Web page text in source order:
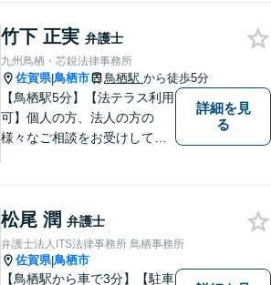
竹下 正実 弁護士
九州鳥栖・芯鋭法律事務所
佐賀県|鳥栖市 鳥栖駅 から徒歩5分
【鳥栖駅5分】【法テラス利用
可】個人の方、法人の方の
様々なご相談をお受けしてお
案いたします。【債務整理・
残業代請求については初回面
談無料】【土日祝・夜間相談
可】
詳細を見
る
松尾 潤 弁護士
弁護士法人ITS法律事務所 鳥栖事務所
佐賀県|鳥栖市
【鳥栖駅から車で3分】【駐車